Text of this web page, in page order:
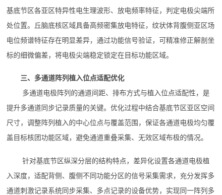
基底节区各亚区特异性电生理波形、放电频率特征，判定电极尖端所
处位置。丘脑底核区域具备高频密集放电特征，纹状体背腹侧亚区场
电位频谱特征存在明显差异，通过功能信号验证，可精准修正解剖坐
标的细微偏差，将电极尖端稳定锁定在目标功能区域。
三、多通道阵列植入位点适配优化
多通道电极阵列的通道间距、排布方式与植入位点适配性，是
提升多通道同步记录质量的关键。优化过程中结合基底节区亚区空间
尺寸，调整阵列植入的中心位点与覆盖范围，保证各通道电极均匀覆
盖目标核团功能区域，避免通道重叠采集、无效区域布极的情况。
针对基底节区纵深分层的结构特点，差异化设置各通道电极植
入深度，适配背侧、腹侧不同功能分区的信号采集需求，充分发挥多
通道刺激记录系统同步采集、多点记录的设备优势，实现同一阵列多